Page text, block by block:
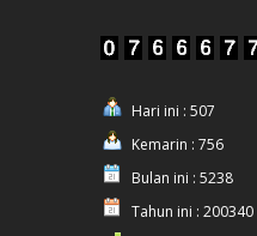
Hari ini : 507
Kemarin : 756
Bulan ini : 5238
Tahun ini : 200340